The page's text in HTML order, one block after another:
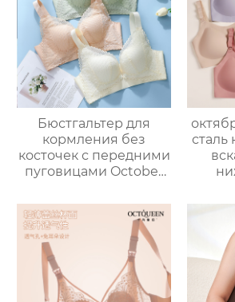
Бюстгальтер для
кормления без
косточек с передними
пуговицами October
дышащий и удобный
для кормления
беременных женщин.
сталь